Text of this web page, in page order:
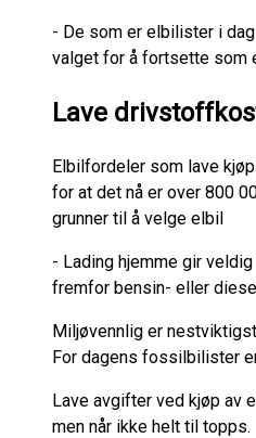
- De som er elbilister i
valget for å fortsette som
Lave
Elbilfordeler som lave
for at det nå er over 800
grunner til å velge elbil
- Lading hjemme gir
fremfor bensin- eller
Miljøvennlig er
For dagens fossilbilister
Lave avgifter ved kjøp av
men når ikke helt til topps.